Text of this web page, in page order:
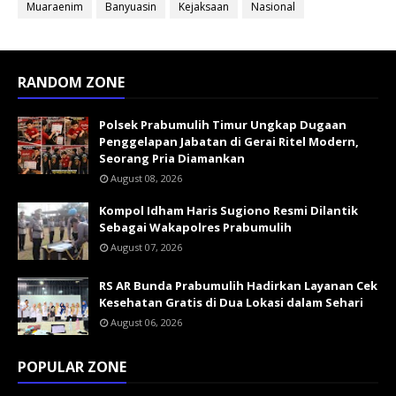
Muaraenim Banyuasin Kejaksaan Nasional
RANDOM ZONE
Polsek Prabumulih Timur Ungkap Dugaan
Penggelapan Jabatan di Gerai Ritel Modern,
Seorang Pria Diamankan
August 08, 2026
Kompol Idham Haris Sugiono Resmi Dilantik
Sebagai Wakapolres Prabumulih
August 07, 2026
RS AR Bunda Prabumulih Hadirkan Layanan Cek
Kesehatan Gratis di Dua Lokasi dalam Sehari
August 06, 2026
POPULAR ZONE